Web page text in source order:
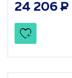
24 206